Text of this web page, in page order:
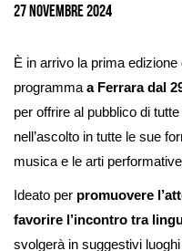
27 Novembre 2024
È in arrivo la prima edizione
programma a Ferrara dal
per offrire al pubblico di
nell’ascolto in tutte le sue
musica e le arti
Ideato per promuovere
favorire l’incontro tra
svolgerà in suggestivi